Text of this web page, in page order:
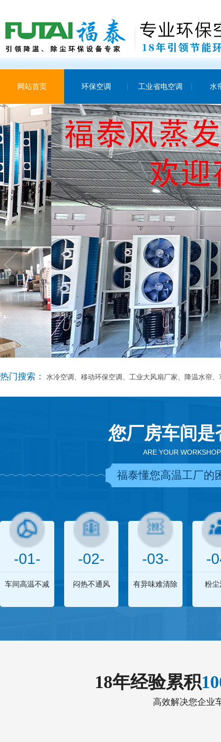
网站首页 环保空调 工业省电空调 水
热门搜索： 水冷空调、移动环保空调、工业大风扇厂家、降温水帘
您厂房车间
ARE YOUR
福泰懂您高温工厂的
-01-
车间高温不减
-02-
闷热不通风
-03-
有异味难清除
-
粉尘
18年经验累积
高效解决您企业